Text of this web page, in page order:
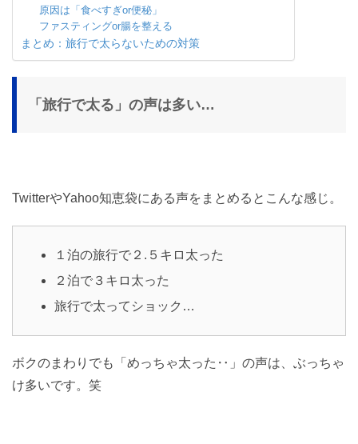
原因は「食べすぎor便秘」
ファスティングor腸を整える
まとめ：旅行で太らないための対策
「旅行で太る」の声は多い…
TwitterやYahoo知恵袋にある声をまとめるとこんな感じ。
１泊の旅行で２.５キロ太った
２泊で３キロ太った
旅行で太ってショック…
ボクのまわりでも「めっちゃ太った‥」の声は、ぶっちゃ
け多いです。笑